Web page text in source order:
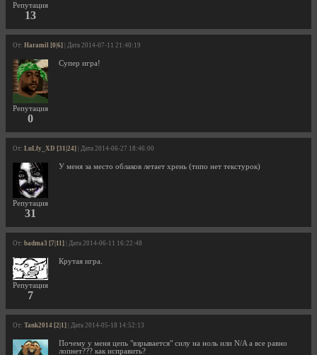
Репутация
13
От: Haramil [0|6] | Дата 2014-07-11 21:40:19
Репутация
0
Супер игра!
От: LuLfy_XD [31|24] | Дата 2014-06-27 18:46:00
Репутация
31
У меня за место облаков летает хрень (типо нет текстурок)
От: badma3 [7|11] | Дата 2014-06-11 16:22:48
Репутация
7
Крутая игра.
От: Tank2014 [2|1] | Дата 2014-05-18 14:52:13
Почему у меня цепь "взрывается" силу на ноль или N/A а все равно
лопнет??? как исправить?